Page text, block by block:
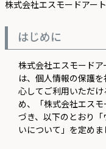
株式会社エスモードアート
はじめに
株式会社エスモードア
は、個人情報の保護
心してご利用いただ
め、「株式会社エス
づき、以下のとおり
いについて」を定めま